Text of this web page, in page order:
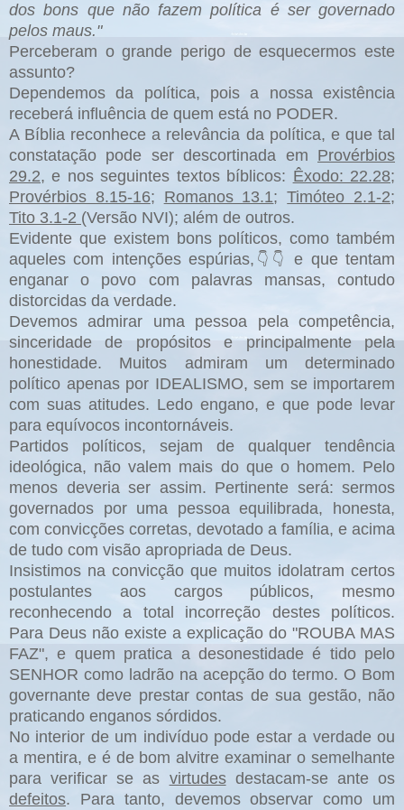
dos bons que não fazem política é ser governado
pelos maus."
Perceberam o grande perigo de esquecermos este
assunto?
Dependemos da política, pois a nossa existência
receberá influência de quem está no PODER.
A Bíblia reconhece a relevância da política, e que tal
constatação pode ser descortinada em Provérbios
29.2, e nos seguintes textos bíblicos: Êxodo: 22.28;
Provérbios 8.15-16; Romanos 13.1;Timóteo 2.1-2;
Tito 3.1-2 (Versão NVI); além de outros.
Evidente que existem bons políticos, como também
aqueles com intenções espúrias, 👇👇
e que tentam
enganar o povo com palavras mansas, contudo
distorcidas da verdade.
Devemos admirar uma pessoa pela competência,
sinceridade de propósitos e principalmente pela
honestidade. Muitos admiram um determinado
político apenas por IDEALISMO, sem se importarem
com suas atitudes. Ledo engano, e que pode levar
para equívocos incontornáveis.
Partidos políticos, sejam de qualquer tendência
ideológica, não valem mais do que o homem. Pelo
menos deveria ser assim. Pertinente será: sermos
governados por uma pessoa equilibrada, honesta,
com convicções corretas, devotado a família, e acima
de tudo com visão apropriada de Deus.
Insistimos na convicção que muitos idolatram certos
postulantes aos cargos públicos, mesmo
reconhecendo a total incorreção destes políticos.
Para Deus não existe a explicação do "ROUBA MAS
FAZ", e quem pratica a desonestidade é tido pelo
SENHOR como ladrão na acepção do termo. O Bom
governante deve prestar contas de sua gestão, não
praticando enganos sórdidos.
No interior de um indivíduo pode estar a verdade ou
a mentira, e é de bom alvitre examinar o semelhante
para verificar se as virtudesdestacam-se ante os
defeitos. Para tanto, devemos observar como um